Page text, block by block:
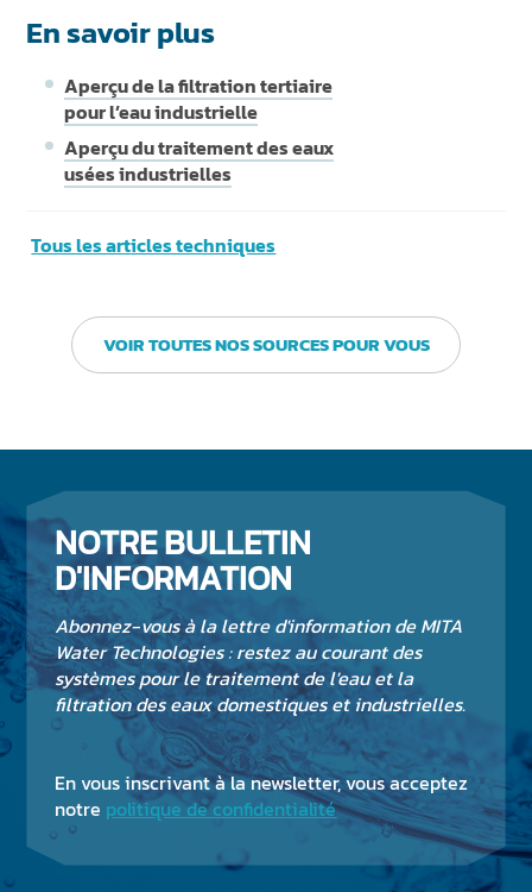
En savoir plus
Aperçu de la filtration tertiaire
pour l’eau industrielle
Aperçu du traitement des eaux
usées industrielles
Tous les articles techniques
VOIR TOUTES NOS SOURCES POUR VOUS
NOTRE BULLETIN
D'INFORMATION
Abonnez-vous à la lettre d'information de MITA
Water Technologies : restez au courant des
systèmes pour le traitement de l'eau et la
filtration des eaux domestiques et industrielles.
En vous inscrivant à la newsletter, vous acceptez
notre politique de confidentialité